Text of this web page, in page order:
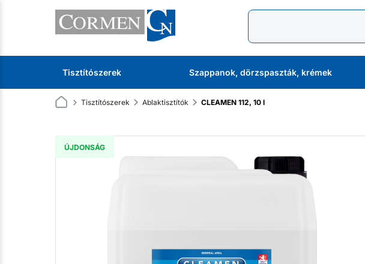
Tisztítószerek Szappanok, dörzspaszták, krémek
Tisztítószerek Ablaktisztítók CLEAMEN 112, 10 l
ÚJDONSÁG